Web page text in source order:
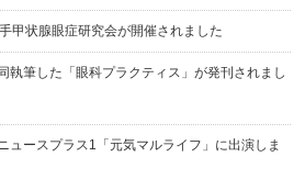
甲状腺眼症研究会が開催されました
執筆した「眼科プラクティス」が発刊されまし
ュースプラス1「元気マルライフ」に出演しま